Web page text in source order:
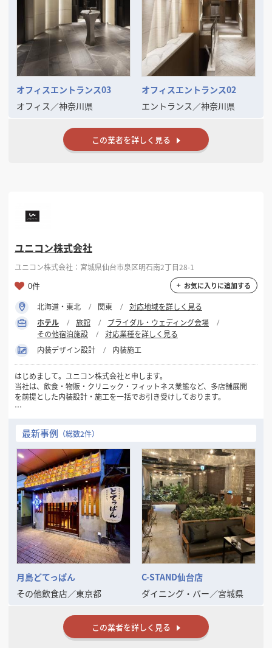
きる機会を心より楽しみにしております。
オフィスエントランス03
オフィス／神奈川県
オフィスエントランス02
エントランス／神奈川県
この業者を詳しく見る
ユニコン株式会社
ユニコン株式会社：宮城県仙台市泉区明石南2丁目28-1
0件 お気に入りに追加する
北海道・東北 関東
対応地域を詳しく見る
ホテル
旅館
ブライダル・ウェディング会場
その他宿泊施設
対応業種を詳しく見る
内装デザイン設計
内装施工
はじめまして。ユニコン株式会社と申します。
当社は、飲食・物販・クリニック・フィットネス業態など、多店舗展開
を前提とした内装設計・施工を一括でお引き受けしております。
「標準化 × コスト最適化 × スピード」をバランス良く実現できるのが
当社の強みです。
VE（バリューエンジニアリング）提案を通じて、コストを抑えながらも
ブランドの世界観を保った施工を実現。夜間・短納期・遠方対応も可能
です。
現在、全国エリアでのスポット案件・継続支援体制の構築も進めてお
り、信頼関係を重視したパートナーシップ型の対応を行っております。
出店拡大や施設リブランディングをお考えの企業様の右腕として、
**「現場を理解した提案ができる内装会社」**としてぜひご検討くださ
い。
まずは御社のご意向・条件をヒアリングさせていただけましたら幸いで
す。
最新事例 （総数2件）
月島どてっぱん
その他飲食店／東京都
C-STAND仙台店
ダイニング・バー／宮城県
この業者を詳しく見る